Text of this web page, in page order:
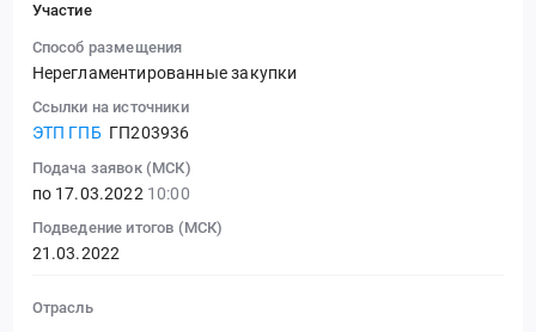
Участие
Способ размещения
Нерегламентированные закупки
Ссылки на источники
ЭТП ГПБ ГП203936
Подача заявок (МСК)
по 17.03.2022 10:00
Подведение итогов (МСК)
21.03.2022
Отрасль